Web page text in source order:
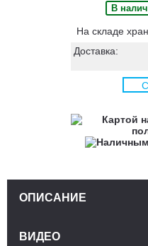
В
На складе
Доставка:
ОПИСАНИЕ
ВИДЕО